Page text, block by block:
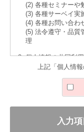
(2) 各種セミナーや
(3) 各種サーベイ実
(4) 各種お問い合わ
(5) 法令遵守・品質
理
個人情報の共同利
お預かりした個人
個人情報の取り扱
その場合には、十
契約等によって保
上記「個人情